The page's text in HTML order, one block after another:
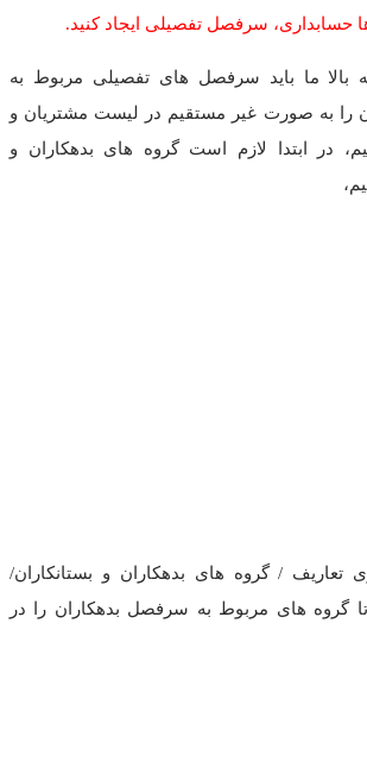
سرفصل تفصیلی ایجاد کنید.
بالا ما باید سرفصل های تفصیلی مربوط به
را به صورت غیر مستقیم در لیست مشتریان و
در ابتدا لازم است گروه های بدهکاران و
تعاریف / گروه های بدهکاران و بستانکاران/
گروه های مربوط به سرفصل بدهکاران را در